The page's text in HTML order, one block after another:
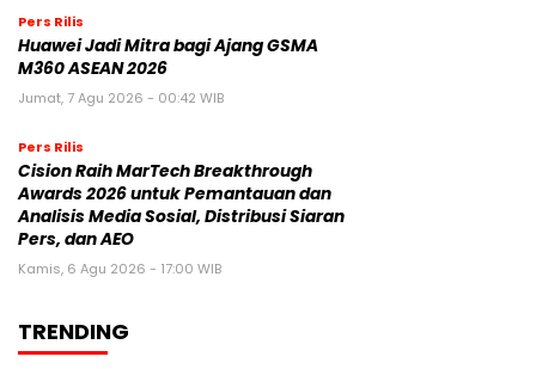
Pers Rilis
Huawei Jadi Mitra bagi Ajang GSMA
M360 ASEAN 2026
Jumat, 7 Agu 2026 - 00:42 WIB
Pers Rilis
Cision Raih MarTech Breakthrough
Awards 2026 untuk Pemantauan dan
Analisis Media Sosial, Distribusi Siaran
Pers, dan AEO
Kamis, 6 Agu 2026 - 17:00 WIB
TRENDING